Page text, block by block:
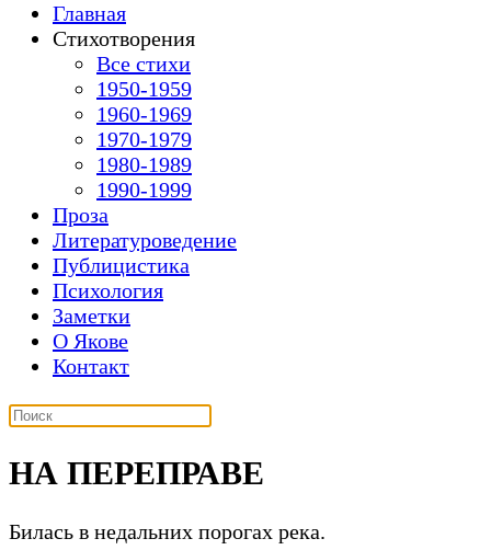
Главная
Стихотворения
Все стихи
1950-1959
1960-1969
1970-1979
1980-1989
1990-1999
Проза
Литературоведение
Публицистика
Психология
Заметки
О Якове
Контакт
НА ПЕРЕПРАВЕ
Билась в недальних порогах река.